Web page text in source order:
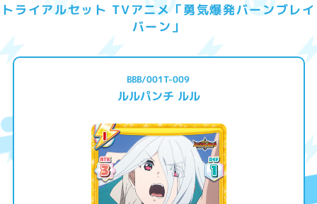
トライアルセット TVアニメ「勇気爆発バーンブレイ
バーン」
BBB/001T-009
ルルパンチ ルル